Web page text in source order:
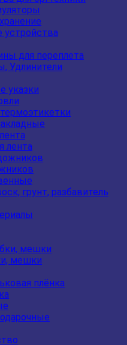
устройства
для переплета
Удлинители
указки
лента
грунт, разбавитель
мешки
плёнка